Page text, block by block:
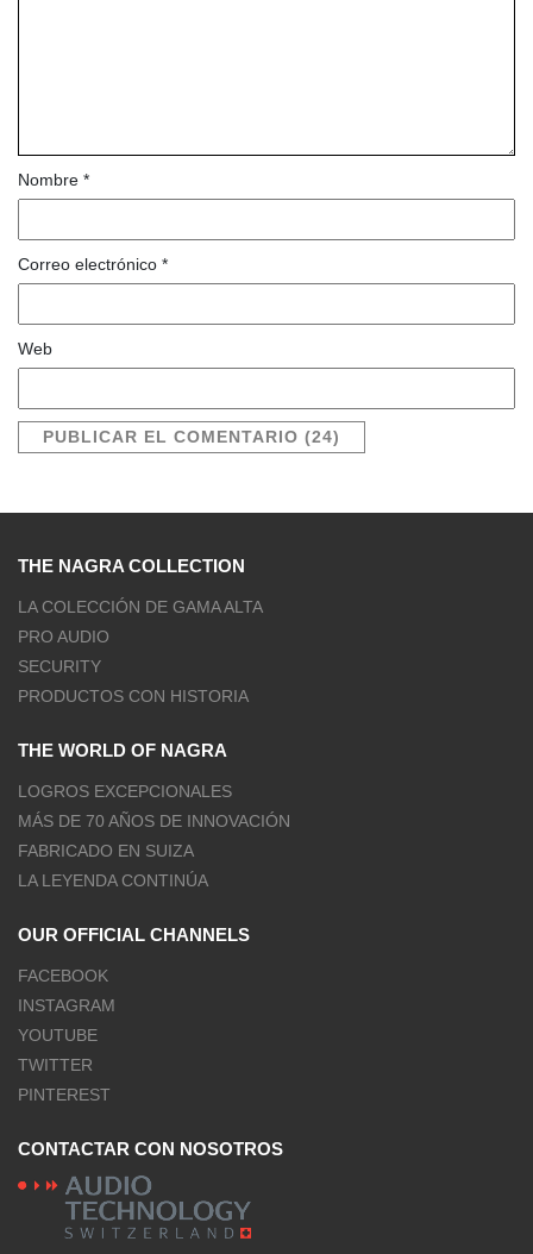
Nombre *
Correo electrónico *
Web
THE NAGRA COLLECTION
LA COLECCIÓN DE GAMA ALTA
PRO AUDIO
SECURITY
PRODUCTOS CON HISTORIA
THE WORLD OF NAGRA
LOGROS EXCEPCIONALES
MÁS DE 70 AÑOS DE INNOVACIÓN
FABRICADO EN SUIZA
LA LEYENDA CONTINÚA
OUR OFFICIAL CHANNELS
FACEBOOK
INSTAGRAM
YOUTUBE
TWITTER
PINTEREST
CONTACTAR CON NOSOTROS